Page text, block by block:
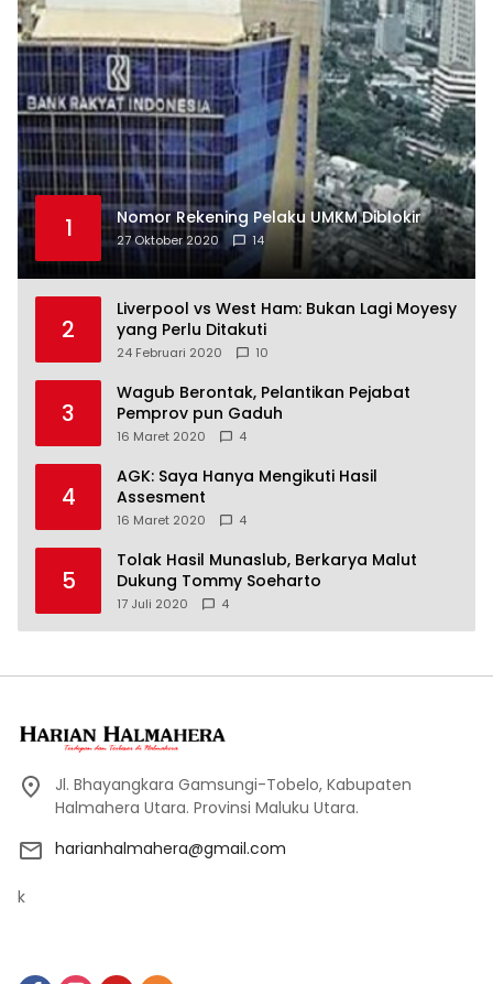
1 Nomor Rekening Pelaku UMKM Diblokir
27 Oktober 2020 14
2
Liverpool vs West Ham: Bukan Lagi Moyesy
yang Perlu Ditakuti
24 Februari 2020 10
3
Wagub Berontak, Pelantikan Pejabat
Pemprov pun Gaduh
16 Maret 2020 4
4
AGK: Saya Hanya Mengikuti Hasil
Assesment
16 Maret 2020 4
5
Tolak Hasil Munaslub, Berkarya Malut
Dukung Tommy Soeharto
17 Juli 2020 4
Jl. Bhayangkara Gamsungi-Tobelo, Kabupaten
Halmahera Utara. Provinsi Maluku Utara.
harianhalmahera@gmail.com
k